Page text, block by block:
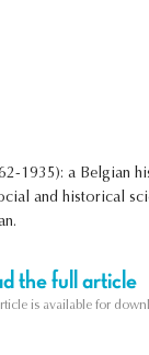
1935): a Belgian
and historical
the full article
is available for